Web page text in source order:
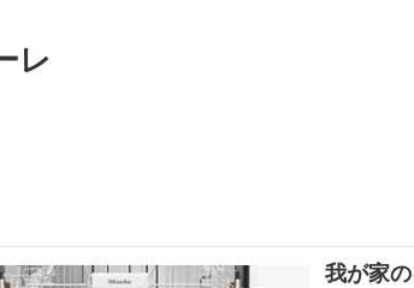
レ
我が家